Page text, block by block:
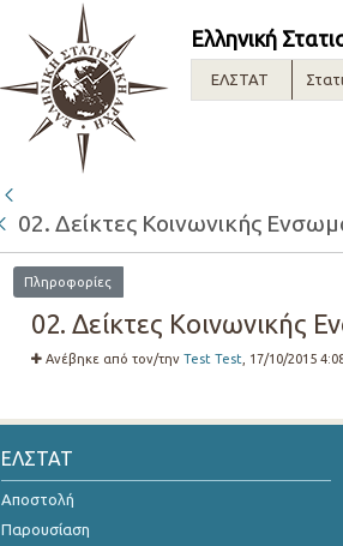
Ελληνική
ΕΛΣΤΑΤ
02. Δείκτες Κοινωνικής
Πληροφορίες
02. Δείκτες Κοινωνικής
Ανέβηκε από τον/την Test Test , 17/10/2015
ΕΛΣΤΑΤ
Αποστολή
Παρουσίαση